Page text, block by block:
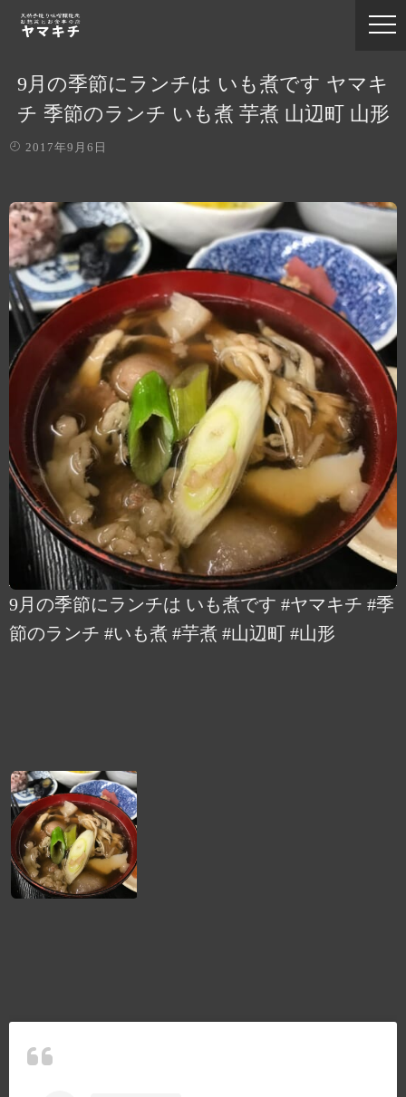
9月の季節にランチは いも煮です ヤマキ
チ 季節のランチ いも煮 芋煮 山辺町 山形
2017年9月6日
9月の季節にランチは いも煮です #ヤマキチ #季
節のランチ #いも煮 #芋煮 #山辺町 #山形